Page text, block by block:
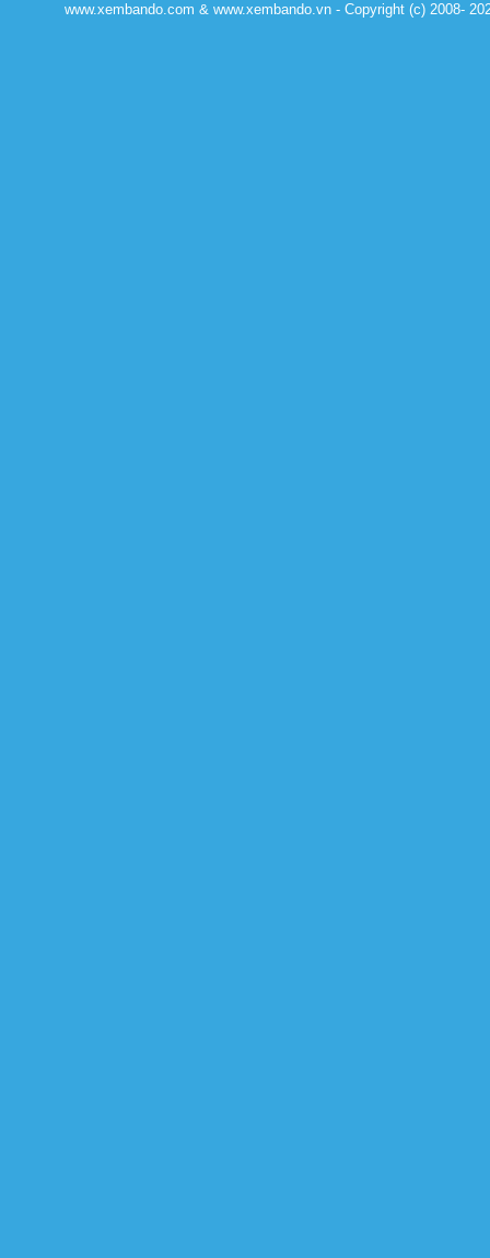
www.xembando.com & www.xembando.vn - Copyright (c) 2008-